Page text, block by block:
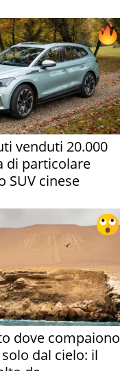
venduti 20.000
di particolare
SUV cinese
dove compaiono
dal cielo: il